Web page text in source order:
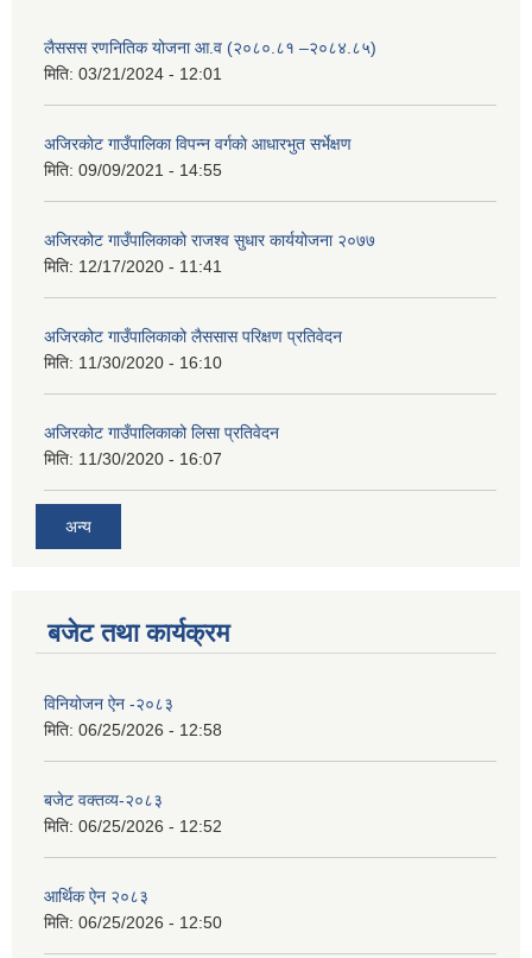
लैससस रणनितिक योजना आ.व (२०८०.८१ –२०८४.८५)
मिति: 03/21/2024 - 12:01
अजिरकाेट गाउँपालिका विपन्न वर्गकाे आधारभुत सर्भेक्षण
मिति: 09/09/2021 - 14:55
अजिरकोट गाउँपालिकाको राजश्व सुधार कार्ययोजना २०७७
मिति: 12/17/2020 - 11:41
अजिरकोट गाउँपालिकाको लैससास परिक्षण प्रतिवेदन
मिति: 11/30/2020 - 16:10
अजिरकोट गाउँपालिकाको लिसा प्रतिवेदन
मिति: 11/30/2020 - 16:07
अन्य
बजेट तथा कार्यक्रम
विनियोजन ऐन -२०८३
मिति: 06/25/2026 - 12:58
बजेट वक्तव्य-२०८३
मिति: 06/25/2026 - 12:52
आर्थिक ऐन २०८३
मिति: 06/25/2026 - 12:50